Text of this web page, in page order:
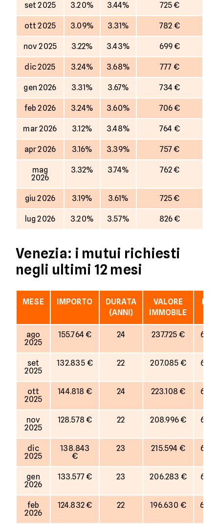
set 2025 3.20% 3.44% 725 €
ott 2025 3.09% 3.31% 782 €
nov 2025 3.22% 3.43% 699 €
dic 2025 3.24% 3.68% 777 €
gen 2026 3.31% 3.67% 734 €
feb 2026 3.24% 3.60% 706 €
mar 2026 3.12% 3.48% 764 €
apr 2026 3.16% 3.39% 757 €
mag
2026
3.32% 3.74% 762 €
giu 2026 3.19% 3.61% 725 €
lug 2026 3.20% 3.57% 826 €
Venezia: i mutui richiesti
negli ultimi 12 mesi
MESE IMPORTO
DURATA
(ANNI)
VALORE
IMMOBILE
LTV
ago
2025
155.764 € 24 237.725 € 66%
set
2025
132.835 € 22 207.085 € 64%
ott
2025
144.818 € 24 223.108 € 65%
nov
2025
128.578 € 22 208.996 € 62%
dic
2025
138.843
€
23 215.594 € 64%
gen
2026
133.577 € 23 206.283 € 65%
feb
2026
124.832 € 22 196.630 € 63%